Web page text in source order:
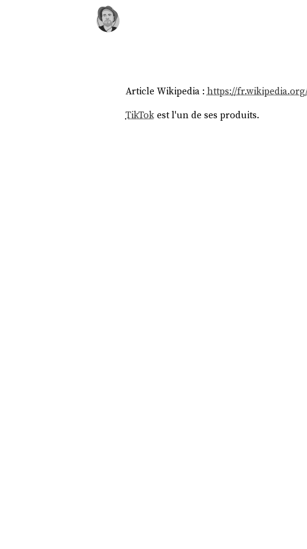
Article Wikipedia : https://
TikTokest l'un de ses produits.